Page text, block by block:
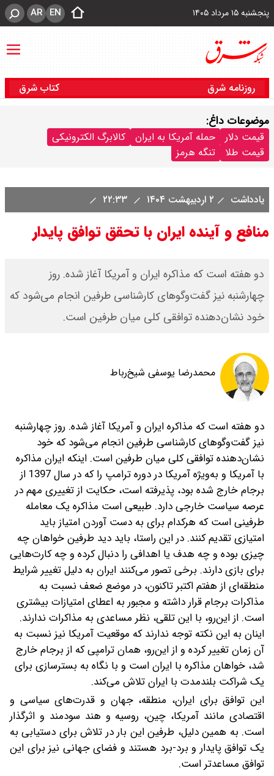
پنجشنبه ۱۵ مرداد ۱۴۰۵ EN
AR
روزنامه شرق کتاب شرق
موضوعات داغ:
قیمت دلار حمله آمریکا به ایران
کالابرگ الکترونیکی
قیمت طلا
تنگه هرمز
یادداشت ۲ اردیبهشت ۱۴۰۴
منافع و آینده ایران با تحقق توافق پایدار
دو هفته است که مذاکره ایران و آمریکا آغاز شده. روز
چهارشنبه نیز گفت‌وگوهای کارشناسی طرفین انجام می‌شود که
خود نشان‌دهنده توافقی کلی میان طرفین است.
محمدرضا یوسفی شیخ‌رباط
دو هفته است که مذاکره ایران و آمریکا آغاز شده. روز چهارشنبه
نیز گفت‌وگوهای کارشناسی طرفین انجام می‌شود که خود
نشان‌دهنده توافقی کلی میان طرفین است. اینکه ایران مذاکره
با آمریکا و به‌ویژه آمریکا در دوره ترامپ را که در سال 1397 از
برجام خارج شده بود، پذیرفته است، حکایت از تغییری مهم در
عرصه سیاست خارجی دارد. طبیعی است مذاکره یک معامله
طرفینی است که هر‌کدام برای به دست آوردن امتیاز باید
امتیازی تقدیم کنند. در این راستا، باید دید طرفین خواهان چه
چیزی بوده و چه هدف یا اهدافی را دنبال کرده و چه کارت‌هایی
برای بازی دارند. برخی تصور می‌کنند ‌ایران به دلیل تغییر شرایط
منطقه‌ای از هفتم اکتبر تاکنون، در موضع ضعف نسبت به
مذاکرات برجام قرار داشته و مجبور به اعطای امتیازات بیشتری
است. از این‌رو، با این تلقی، نظر مساعدی‌ به مذاکرات ندارند.
اینان به این نکته توجه ندارند که موقعیت آمریکا نیز نسبت به
آن زمان تغییر کرده و از این‌رو، همان ترامپی که از برجام خارج
شد، خواهان مذاکره با ایران است و با نگاه به بسترسازی برای
یک شراکت بلندمدت با ایران تلاش می‌کند.
این توافق برای ایران، منطقه، جهان و قدرت‌های سیاسی و
اقتصادی مانند آمریکا، چین، روسیه و هند سودمند و اثرگذار
است. به همین دلیل، طرفین این بار در تلاش برای ‌دستیابی به
یک توافق پایدار و برد-‌برد هستند و فضای جهانی نیز برای این
توافق مساعدتر است.